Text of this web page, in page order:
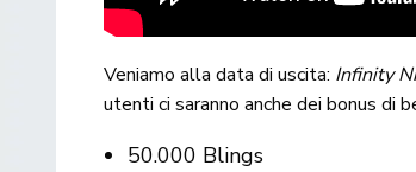
Veniamo alla data di uscita: Infinity
utenti ci saranno anche dei bonus di
50.000 Blings